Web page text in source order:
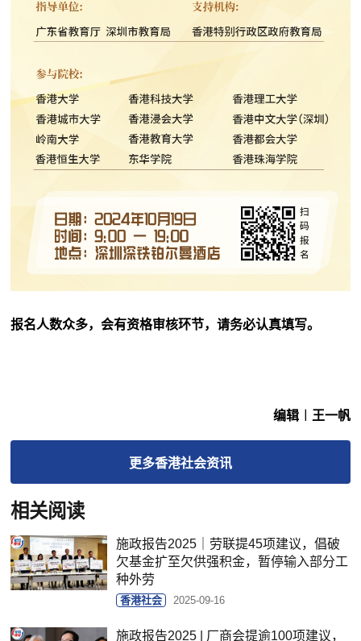
报名人数众多，会有资格审核环节，请务必认真填写。
编辑︱王一帆
更多香港社会资讯
相关阅读
施政报告2025｜劳联提45项建议，倡破
欠基金扩至欠供强积金，暂停输入部分工
种外劳
香港社会 2025-09-16
施政报告2025 | 厂商会提逾100项建议，